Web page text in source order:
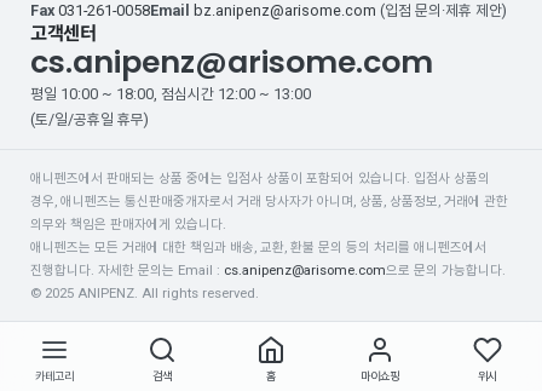
카테고리 검색 홈 마이쇼핑 위시
Fax 031-261-0058Email bz.anipenz@arisome.com (입점 문의·제휴 제안)
고객센터
cs.anipenz@arisome.com
평일 10:00 ~ 18:00, 점심시간 12:00 ~ 13:00
(토/일/공휴일 휴무)
애니펜즈에서 판매되는 상품 중에는 입점사 상품이 포함되어 있습니다. 입점사 상품의
경우, 애니펜즈는 통신판매중개자로서 거래 당사자가 아니며, 상품, 상품정보, 거래에 관한
의무와 책임은 판매자에게 있습니다.
애니펜즈는 모든 거래에 대한 책임과 배송, 교환, 환불 문의 등의 처리를 애니펜즈에서
진행합니다. 자세한 문의는 Email : cs.anipenz@arisome.com으로 문의 가능합니다.
© 2025 ANIPENZ. All rights reserved.